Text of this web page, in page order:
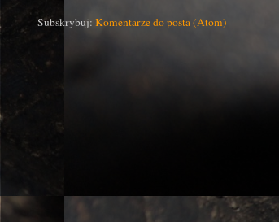
Subskrybuj: Komentarze do posta (Atom)